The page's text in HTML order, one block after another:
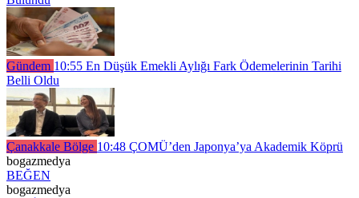
Gündem 10:55 En Düşük Emekli Aylığı Fark Ödemelerinin Tarihi
Belli Oldu
Çanakkale Bölge 10:48 ÇOMÜ’den Japonya’ya Akademik Köprü
bogazmedya
BEĞEN
bogazmedya